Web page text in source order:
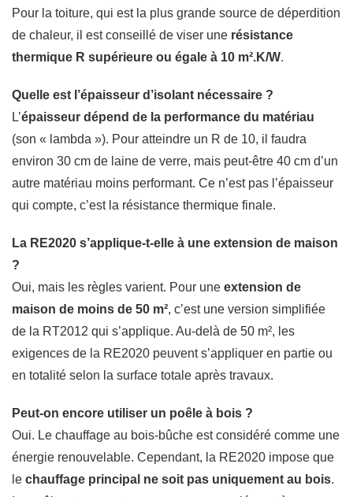
Pour la toiture, qui est la plus grande source de déperdition
de chaleur, il est conseillé de viser une résistance
thermique R supérieure ou égale à 10 m².K/W.
Quelle est l’épaisseur d’isolant nécessaire ?
L’épaisseur dépend de la performance du matériau
(son « lambda »). Pour atteindre un R de 10, il faudra
environ 30 cm de laine de verre, mais peut-être 40 cm d’un
autre matériau moins performant. Ce n’est pas l’épaisseur
qui compte, c’est la résistance thermique finale.
La RE2020 s’applique-t-elle à une extension de maison
?
Oui, mais les règles varient. Pour une extension de
maison de moins de 50 m², c’est une version simplifiée
de la RT2012 qui s’applique. Au-delà de 50 m², les
exigences de la RE2020 peuvent s’appliquer en partie ou
en totalité selon la surface totale après travaux.
Peut-on encore utiliser un poêle à bois ?
Oui. Le chauffage au bois-bûche est considéré comme une
énergie renouvelable. Cependant, la RE2020 impose que
le chauffage principal ne soit pas uniquement au bois.